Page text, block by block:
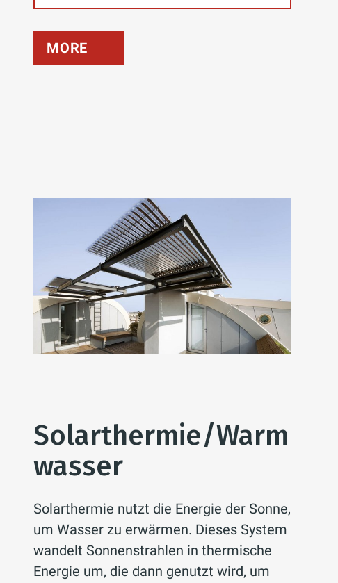
MORE
Solarthermie/Warm
wasser
Solarthermie nutzt die Energie der Sonne,
um Wasser zu erwärmen. Dieses System
wandelt Sonnenstrahlen in thermische
Energie um, die dann genutzt wird, um